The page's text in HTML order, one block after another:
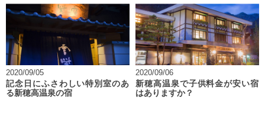
2020/09/05
記念日にふさわしい特別室のあ
る新穂高温泉の宿
2020/09/06
新穂高温泉で子供料金が安い宿
はありますか？